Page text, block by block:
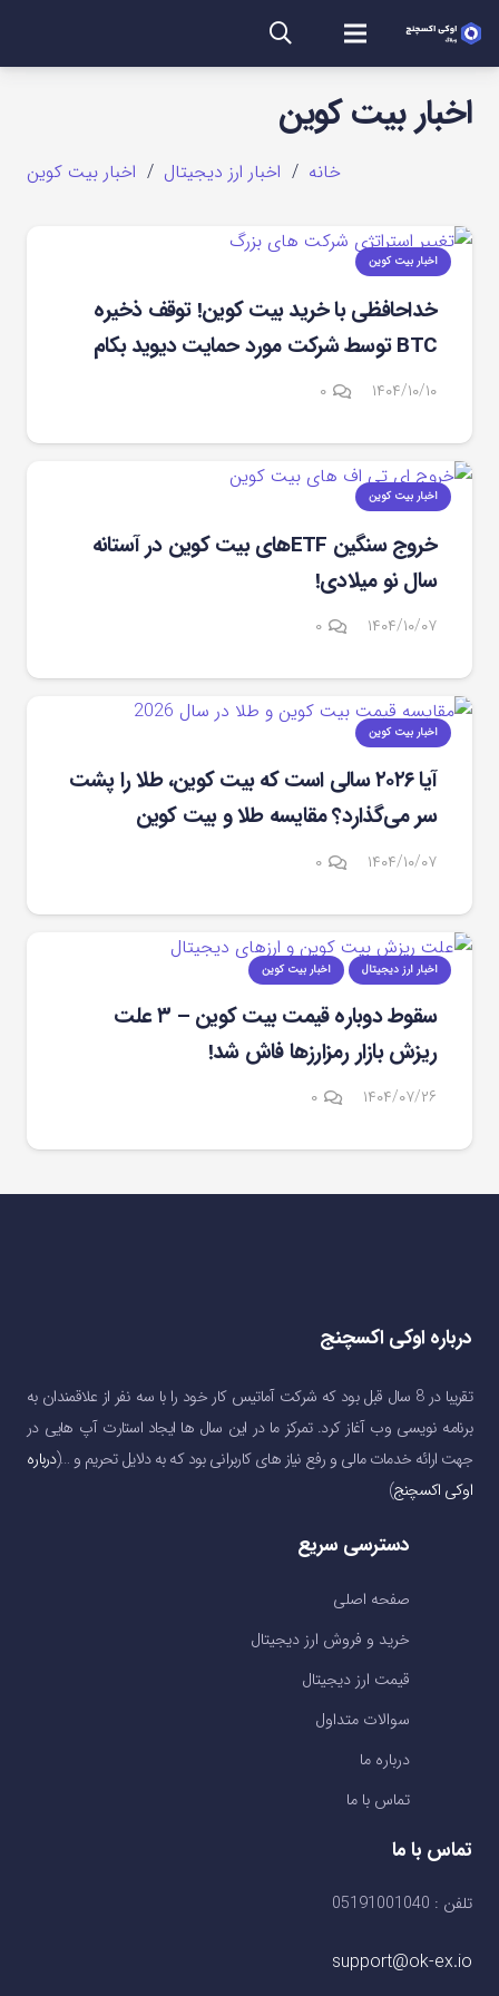
اخبار بیت کوین
خانه / اخبار ارز دیجیتال / اخبار بیت کوین
اخبار بیت کوین
خداحافظی با خرید بیت کوین! توقف ذخیره
BTC توسط شرکت مورد حمایت دیوید بکام
۱۴۰۴/۱۰/۱۰ ۰
اخبار بیت کوین
خروج سنگین ETFهای بیت کوین در آستانه
سال نو میلادی!
۱۴۰۴/۱۰/۰۷ ۰
اخبار بیت کوین
آیا ۲۰۲۶ سالی است که بیت ‌کوین، طلا را پشت
سر می‌گذارد؟ مقایسه طلا و بیت کوین
۱۴۰۴/۱۰/۰۷ ۰
اخبار ارز دیجیتال اخبار بیت کوین
سقوط دوباره قیمت بیت کوین – ۳ علت
ریزش بازار رمزارزها فاش شد!
۱۴۰۴/۰۷/۲۶ ۰
درباره اوکی اکسچنج
تقریبا در 8 سال قبل بود که شرکت آماتیس کار خود را با سه نفر از علاقمندان به
برنامه نویسی وب آغاز کرد. تمرکز ما در این سال ها ایجاد استارت آپ هایی در
جهت ارائه خدمات مالی و رفع نیاز های کاربرانی بود که به دلایل تحریم و …(درباره
اوکی اکسچنج)
دسترسی سریع
صفحه اصلی
خرید و فروش ارز دیجیتال
قیمت ارز دیجیتال
سوالات متداول
درباره ما
تماس با ما
تماس با ما
تلفن : 05191001040
support@ok-ex.io